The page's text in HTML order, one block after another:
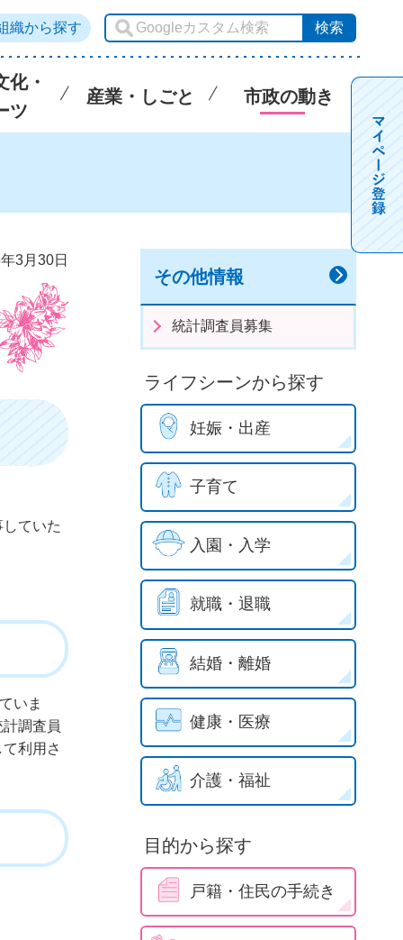
織から探す
化・
ツ
産業・しごと 市政の動き
3月30日
ていた
いま
調査員
利用さ
その他情報
統計調査員募集
ライフシーンから探す
妊娠・出産
子育て
入園・入学
就職・退職
結婚・離婚
健康・医療
介護・福祉
目的から探す
戸籍・住民の手続き